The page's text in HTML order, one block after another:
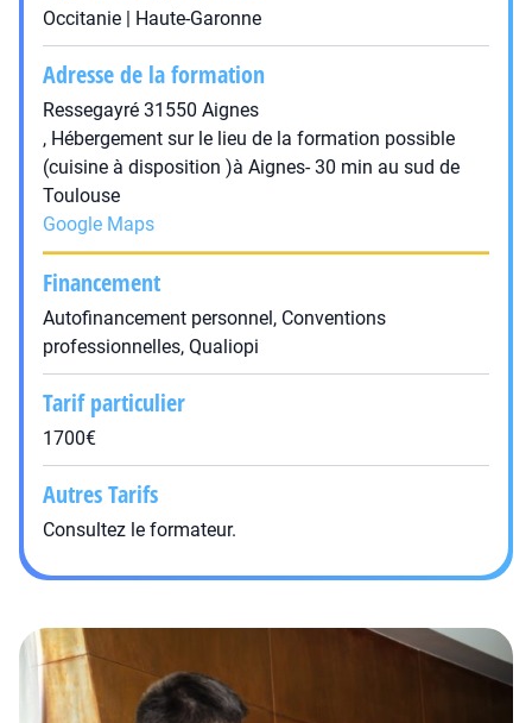
Occitanie | Haute-Garonne
Adresse de la formation
Ressegayré 31550 Aignes
, Hébergement sur le lieu de la formation possible
(cuisine à disposition )à Aignes- 30 min au sud de
Toulouse
Google Maps
Financement
Autofinancement personnel, Conventions
professionnelles, Qualiopi
Tarif particulier
1700€
Autres Tarifs
Consultez le formateur.